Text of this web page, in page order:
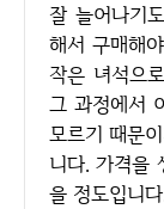
잘 늘어나기
해서 구매해
작은 녀석으
그 과정에서
모르기 때문
니다. 가격을
을 정도입니